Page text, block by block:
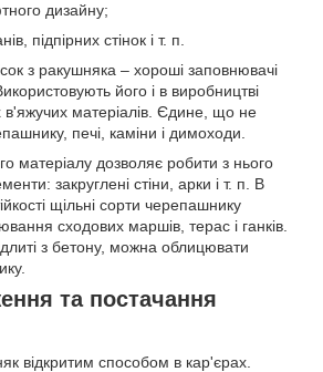
дизайну;
підпірних стінок і т. п.
з ракушняка – хороші заповнювачі
його і в виробництві
в'яжучих матеріалів. Єдине, що не
печі, каміни і димоходи.
матеріалу дозволяє робити з нього
закруглені стіни, арки і т. п. В
щільні сорти черепашнику
сходових маршів, терас і ганків.
з бетону, можна облицювати
та постачання
відкритим способом в кар'єрах.